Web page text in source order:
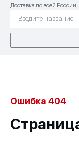
Доставка по всей
Ошибка 404